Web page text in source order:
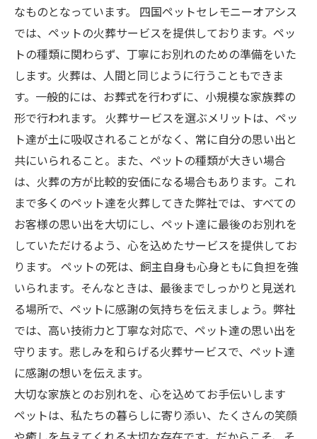
なものとなっています。 四国ペットセレモニーオアシス
では、ペットの火葬サービスを提供しております。ペッ
トの種類に関わらず、丁寧にお別れのための準備をいた
します。火葬は、人間と同じように行うこともできま
す。一般的には、お葬式を行わずに、小規模な家族葬の
形で行われます。 火葬サービスを選ぶメリットは、ペッ
ト達が土に吸収されることがなく、常に自分の思い出と
共にいられること。また、ペットの種類が大きい場合
は、火葬の方が比較的安価になる場合もあります。これ
まで多くのペット達を火葬してきた弊社では、すべての
お客様の思い出を大切にし、ペット達に最後のお別れを
していただけるよう、心を込めたサービスを提供してお
ります。 ペットの死は、飼主自身も心身ともに負担を強
いられます。そんなときは、最後までしっかりと見送れ
る場所で、ペットに感謝の気持ちを伝えましょう。弊社
では、高い技術力と丁寧な対応で、ペット達の思い出を
守ります。悲しみを和らげる火葬サービスで、ペット達
に感謝の想いを伝えます。
大切な家族とのお別れを、心を込めてお手伝いします
ペットは、私たちの暮らしに寄り添い、たくさんの笑顔